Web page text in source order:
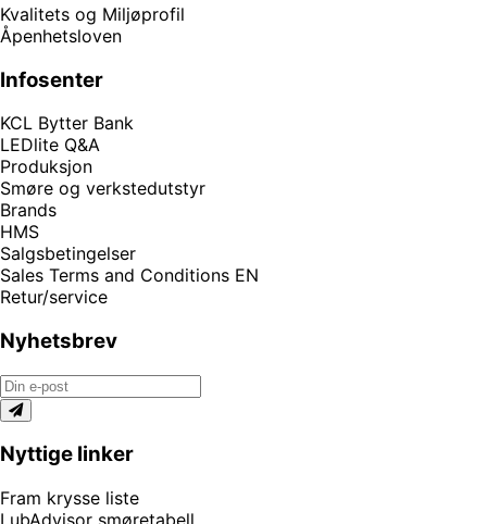
Kvalitets og Miljøprofil
Åpenhetsloven
Infosenter
KCL Bytter Bank
LEDlite Q&A
Produksjon
Smøre og verkstedutstyr
Brands
HMS
Salgsbetingelser
Sales Terms and Conditions EN
Retur/service
Nyhetsbrev
Nyttige linker
Fram krysse liste